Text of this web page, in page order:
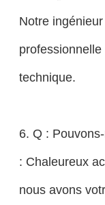
Notre
technique.
6. Q :
: Chaleureux
nous avons